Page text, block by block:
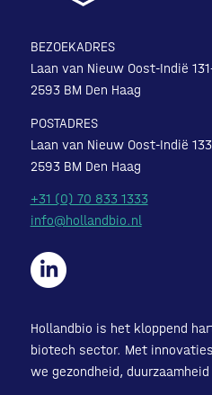
BEZOEKADRES
Laan van Nieuw Oost-Indië
2593 BM Den Haag
POSTADRES
Laan van Nieuw Oost-Indië
2593 BM Den Haag
+31 (0) 70 833 1333
info@hollandbio.nl
Hollandbio is het kloppend
biotech sector. Met
we gezondheid,